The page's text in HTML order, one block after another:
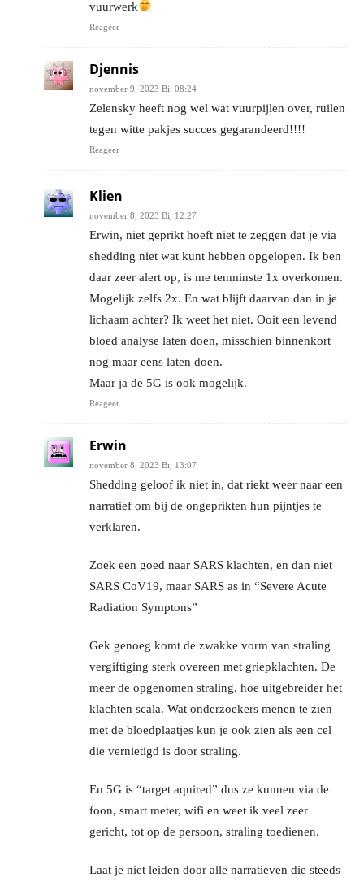
vuurwerk
Reageer
Djennis
november 9, 2023 Bij 08:24
Zelensky heeft nog wel wat vuurpijlen over, ruilen
tegen witte pakjes succes gegarandeerd!!!!
Reageer
Klien
november 8, 2023 Bij 12:27
Erwin, niet geprikt hoeft niet te zeggen dat je via
shedding niet wat kunt hebben opgelopen. Ik ben
daar zeer alert op, is me tenminste 1x overkomen.
Mogelijk zelfs 2x. En wat blijft daarvan dan in je
lichaam achter? Ik weet het niet. Ooit een levend
bloed analyse laten doen, misschien binnenkort
nog maar eens laten doen.
Maar ja de 5G is ook mogelijk.
Reageer
Erwin
november 8, 2023 Bij 13:07
Shedding geloof ik niet in, dat riekt weer naar een
narratief om bij de ongeprikten hun pijntjes te
verklaren.
Zoek een goed naar SARS klachten, en dan niet
SARS CoV19, maar SARS as in “Severe Acute
Radiation Symptons”
Gek genoeg komt de zwakke vorm van straling
vergiftiging sterk overeen met griepklachten. De
meer de opgenomen straling, hoe uitgebreider het
klachten scala. Wat onderzoekers menen te zien
met de bloedplaatjes kun je ook zien als een cel
die vernietigd is door straling.
En 5G is “target aquired” dus ze kunnen via de
foon, smart meter, wifi en weet ik veel zeer
gericht, tot op de persoon, straling toedienen.
Laat je niet leiden door alle narratieven die steeds